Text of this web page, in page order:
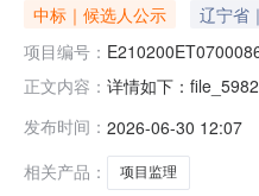
中标｜候选人公示 辽宁省
项目编号：
正文内容： 详情如下：
监理标段编号：
发布时间： 2026-06-30 12:07
相关产品：
项目监理